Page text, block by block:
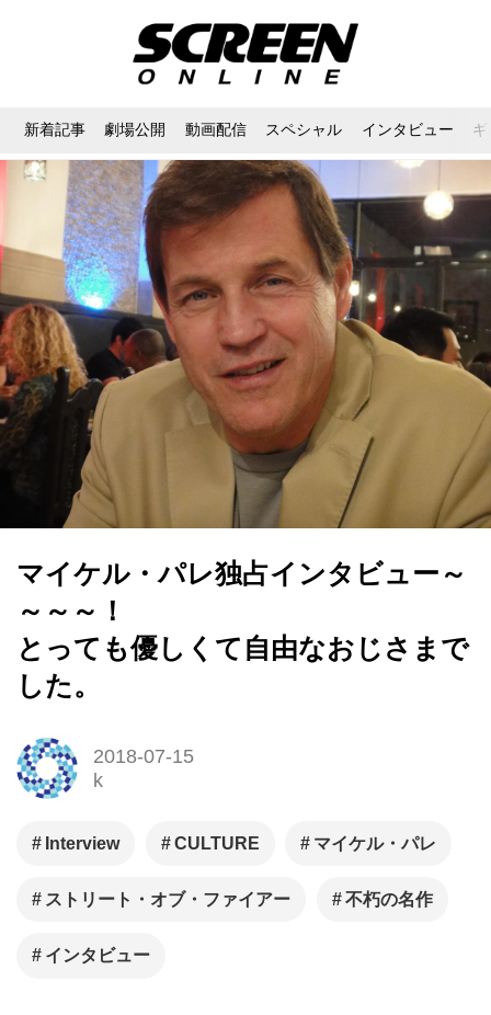
新着記事 劇場公開 動画配信 スペシャル インタビュー
マイケル・パレ独占インタビュー～
～～～！
とっても優しくて自由なおじさまで
した。
2018-07-15
k
Interview CULTURE マイケル・パレ
ストリート・オブ・ファイアー 不朽の名作
インタビュー